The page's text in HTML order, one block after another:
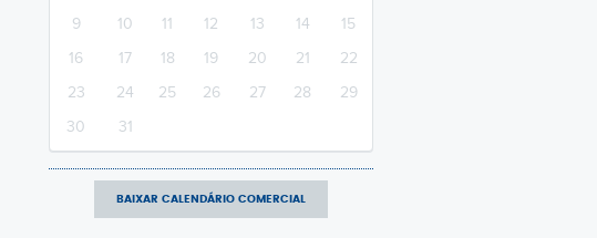
9
10 11 12 13 14
15
16
17 18 19 20 21
22
23
24 25 26 27 28
29
30
31
BAIXAR CALENDÁRIO COMERCIAL